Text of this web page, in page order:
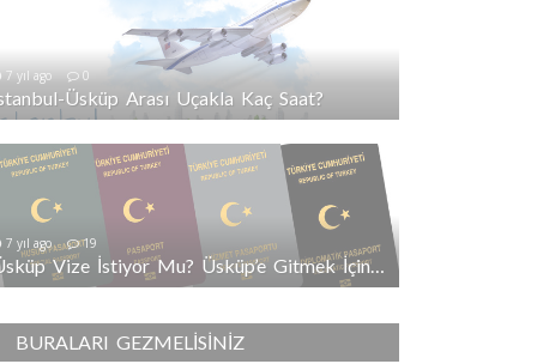
7 yıl ago 0
Üsküp Arası Uçakla Kaç Saat?
7 yıl ago 19
Üsküp Vize İstiyor Mu? Üsküp’e Gitmek İçin Vize Gerekli Mi?
BURALARI GEZMELISINIZ